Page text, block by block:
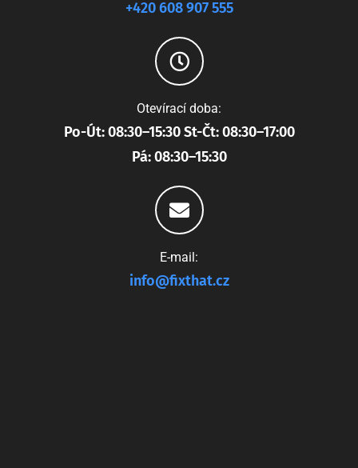
+420 608 907 555
Otevírací doba:
Po-Út: 08:30–15:30 St-Čt: 08:30–17:00
Pá: 08:30–15:30
E-mail:
info@fixthat.cz